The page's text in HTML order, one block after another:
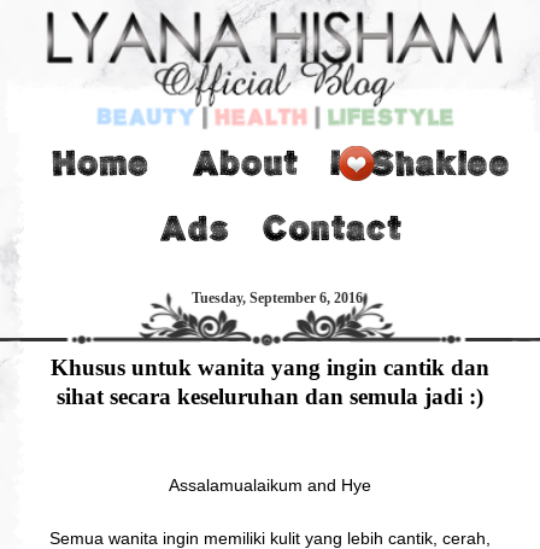
Tuesday, September 6, 2016
Khusus untuk wanita yang ingin cantik dan
sihat secara keseluruhan dan semula jadi :)
Assalamualaikum and Hye
Semua wanita ingin memiliki kulit yang lebih cantik, cerah,